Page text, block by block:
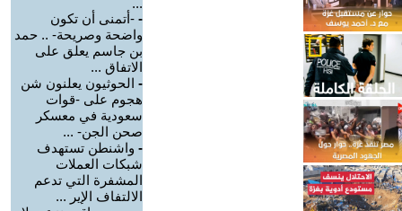
...
- -أتمنى أن تكون
واضحة وصريحة- .. حمد
بن جاسم يعلق على
الاتفاق ...
- الحوثيون يعلنون شن
هجوم على -قوات
سعودية في معسكر
صحن الجن- ...
- واشنطن تستهدف
شبكات العملات
المشفرة التي تدعم
الالتفاف الإير ...